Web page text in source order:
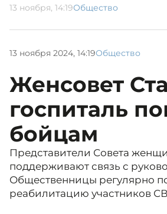
13 ноября, 14:19Общество
13 ноября 2024, 14:19Общество
Женсовет
госпиталь
бойцам
Представители Совета
поддерживают связь с
Общественницы регулярно
реабилитацию участников